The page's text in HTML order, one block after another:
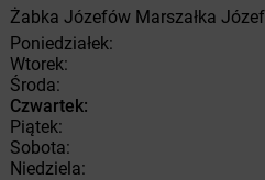
Żabka Józefów Marszałka
Poniedziałek:
Wtorek:
Środa:
Czwartek:
Piątek:
Sobota:
Niedziela: